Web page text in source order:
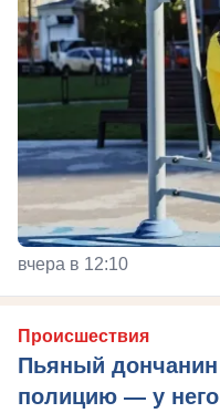
вчера в 12:10
Происшествия
Пьяный
полицию — у